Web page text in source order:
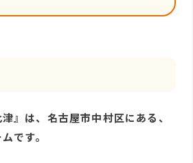
』は、名古屋市中村区にある、
です。